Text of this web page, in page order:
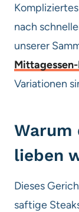
nach
unserer
Variationen
Warum
lieben
Dieses
saftige